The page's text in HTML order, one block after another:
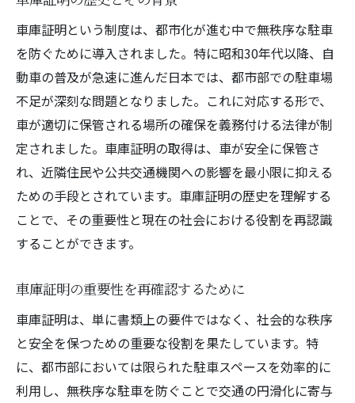
登録手続きでの注意事項
車庫証明が車両登録に与える影響
登録完了後の確認ポイント
車庫証明という制度は、都市化が進む中で無秩序な駐車
を防ぐために導入されました。特に昭和30年代以降、自
動車の普及が急速に進んだ日本では、都市部での駐車場
不足が深刻な問題となりました。これに対応する形で、
車が適切に保管される場所の確保を義務付ける法律が制
定されました。車庫証明の取得は、車が安全に保管さ
れ、近隣住民や公共交通機関への影響を最小限に抑える
ための手段とされています。車庫証明の歴史を理解する
ことで、その重要性と現在の社会における役割を再認識
することができます。
車庫証明の重要性を再確認するために
車庫証明は、単に書類上の要件ではなく、社会的な秩序
と安全を保つための重要な役割を果たしています。特
に、都市部においては限られた駐車スペースを効率的に
利用し、無秩序な駐車を防ぐことで交通の円滑化に寄与